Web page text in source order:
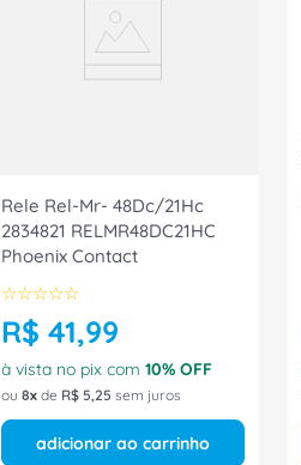
Rele Rel-Mr- 48Dc/21Hc
2834821 RELMR48DC21HC
Phoenix Contact
☆☆☆☆☆
R$ 41,99
à vista no pix com 10% OFF
ou 8 de R$ 5,25 sem juros
adicionar ao carrinho